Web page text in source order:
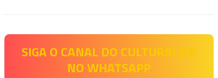
semana
28
a
SIGA O CANAL DO CULTURALIZA
NO WHATSAPP